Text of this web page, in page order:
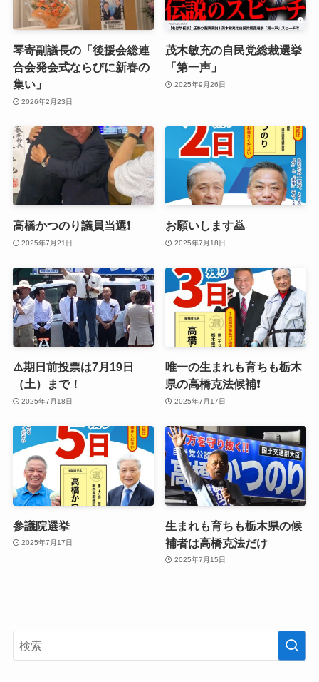
琴寄副議長の「後援会総連
合会発会式ならびに新春の
集い」
2026年2月23日
茂木敏充の自民党総裁選挙
「第一声」
2025年9月26日
高橋かつのり議員当選❗
2025年7月21日
お願いします🙇
2025年7月18日
⚠️期日前投票は7月19日
（土）まで！
2025年7月18日
唯一の生まれも育ちも栃木
県の高橋克法候補❗️
2025年7月17日
参議院選挙
2025年7月17日
生まれも育ちも栃木県の候
補者は高橋克法だけ
2025年7月15日